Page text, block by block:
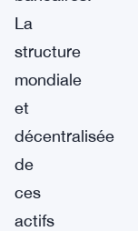
La
structure
mondiale
et
décentralisée
de
ces
actifs